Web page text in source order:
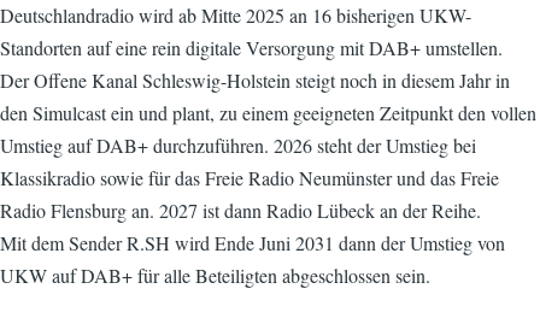
Deutschlandradio wird ab Mitte 2025 an 16 bisherigen UKW-
Standorten auf eine rein digitale Versorgung mit DAB+ umstellen.
Der Offene Kanal Schleswig-Holstein steigt noch in diesem Jahr in
den Simulcast ein und plant, zu einem geeigneten Zeitpunkt den vollen
Umstieg auf DAB+ durchzuführen. 2026 steht der Umstieg bei
Klassikradio sowie für das Freie Radio Neumünster und das Freie
Radio Flensburg an. 2027 ist dann Radio Lübeck an der Reihe.
Mit dem Sender R.SH wird Ende Juni 2031 dann der Umstieg von
UKW auf DAB+ für alle Beteiligten abgeschlossen sein.